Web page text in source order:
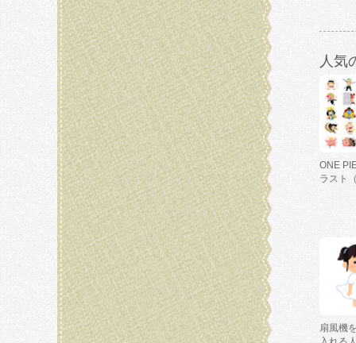
人気
ONE
ラスト
扇風機